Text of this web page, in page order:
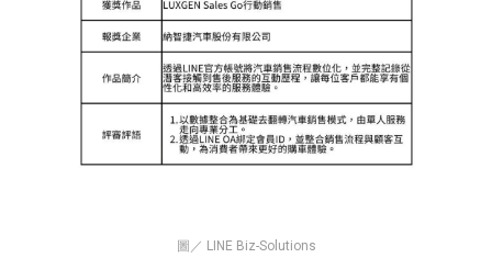
圖／ LINE Biz-Solutions